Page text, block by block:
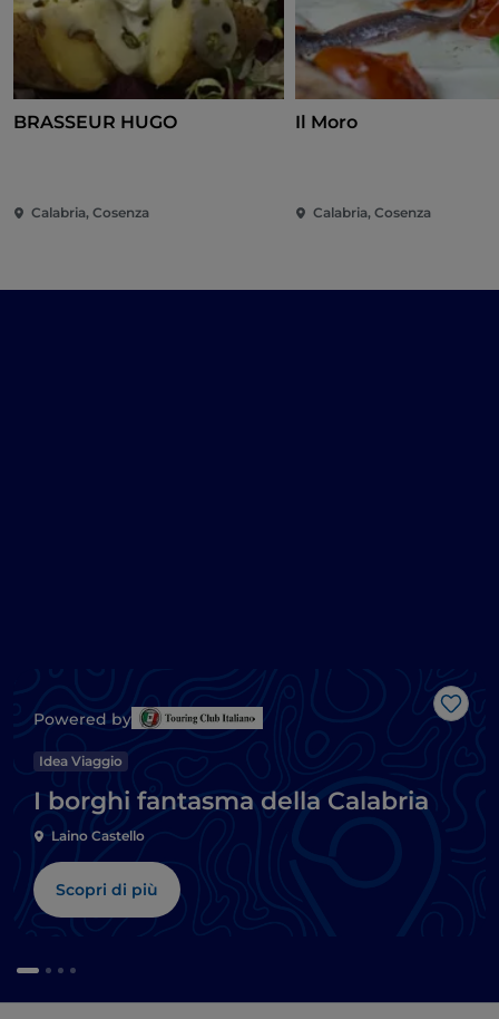
BRASSEUR HUGO
Calabria, Cosenza
Il Moro
Calabria, Cosenza
Like
Powered by
Idea Viaggio
I borghi fantasma della Calabria
Laino Castello
Scopri di più